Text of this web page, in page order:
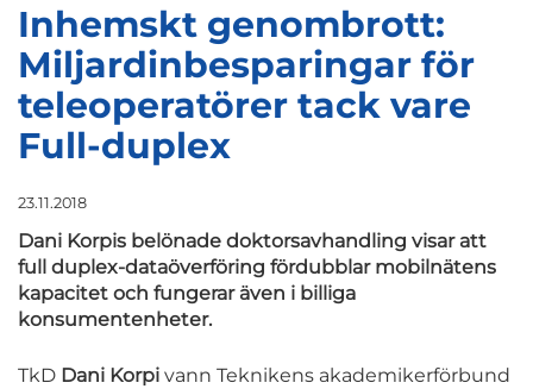
Inhemskt genombrott:
Miljardinbesparingar för
teleoperatörer tack vare
Full-duplex
23.11.2018
Dani Korpis belönade doktorsavhandling visar att
full duplex-dataöverföring fördubblar mobilnätens
kapacitet och fungerar även i billiga
konsumentenheter.
TkD Dani Korpi vann Teknikens akademikerförbund